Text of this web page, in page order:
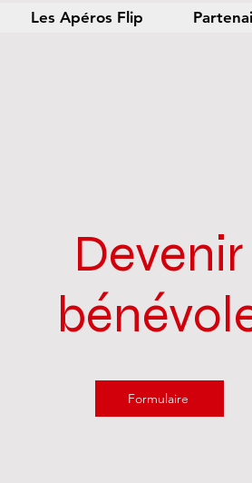
Les Apéros Flip
Devenir
Formulaire